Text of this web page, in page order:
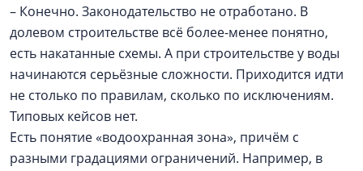
– Конечно. Законодательство не отработано. В
долевом строительстве всё более-менее понятно,
есть накатанные схемы. А при строительстве у воды
начинаются серьёзные сложности. Приходится идти
не столько по правилам, сколько по исключениям.
Типовых кейсов нет.
Есть понятие «водоохранная зона», причём с
разными градациями ограничений. Например, в